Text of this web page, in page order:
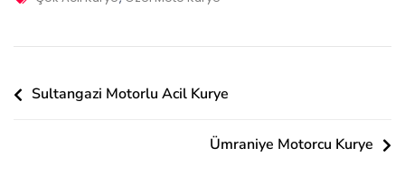
YazıSultangazi Motorlu Acil Kurye
Ümraniye Motorcu Kurye